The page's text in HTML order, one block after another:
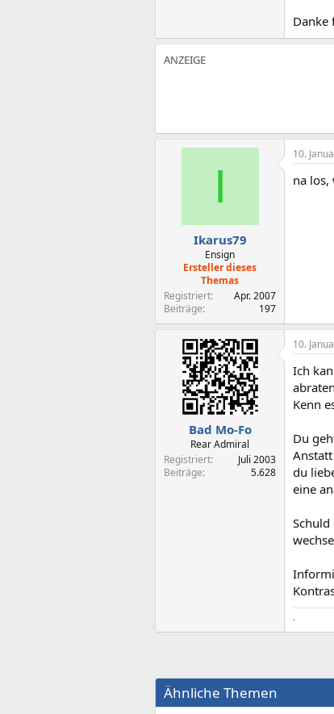
Danke
I
Ikarus79
Ensign
Ersteller dieses
Themas
Registriert
Apr. 2007
Beiträge
197
10.
na los,
Bad Mo-Fo
Rear Admiral
Registriert
Juli 2003
Beiträge
5.628
10.
Ich
Kenn
Du
du
eine
.
Ähnliche Themen